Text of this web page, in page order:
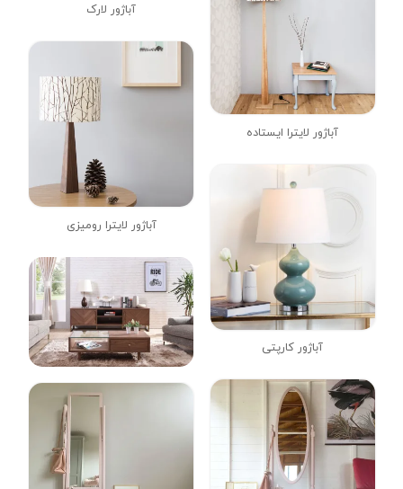
آباژور لارک
آباژور لایترا ایستاده
آباژور لایترا رومیزی
آباژور کارپتی